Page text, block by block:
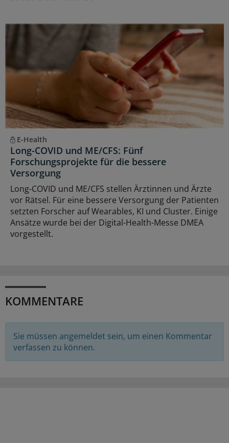
E-Health
Long-COVID und ME/CFS: Fünf
Forschungsprojekte für die bessere
Versorgung
Long-COVID und ME/CFS stellen Ärztinnen und Ärzte
vor Rätsel. Für eine bessere Versorgung der Patienten
setzten Forscher auf Wearables, KI und Cluster. Einige
Ansätze wurde bei der Digital-Health-Messe DMEA
vorgestellt.
KOMMENTARE
Sie müssen angemeldet sein, um einen Kommentar
verfassen zu können.